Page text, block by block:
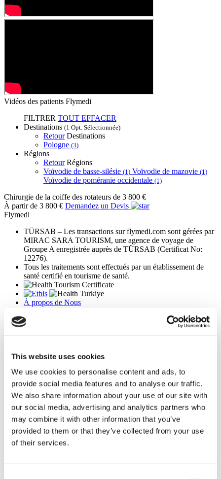
This website uses cookies
We use cookies to personalise content and ads, to
provide social media features and to analyse our traffic.
We also share information about your use of our site with
our social media, advertising and analytics partners who
may combine it with other information that you’ve
provided to them or that they’ve collected from your use
of their services.
Vidéos des patients Flymedi
FILTRER TOUT EFFACER
Destinations (1 Opt. Sélectionnée)
Retour Destinations
Pologne (3)
Régions
Retour Régions
Voïvodie de basse-silésie (1) Voïvodie de mazovie (1)
Voïvodie de poméranie occidentale (1)
Chirurgie de la coiffe des rotateurs de 3 800 €
À partir de 3 800 € Demandez un Devis
Flymedi
TÜRSAB – Les transactions sur flymedi.com sont gérées par
MIRAC SARA TOURISM, une agence de voyage de
Groupe A enregistrée auprès de TÜRSAB (Certificat No:
12276).
Tous les traitements sont effectués par un établissement de
santé certifié en tourisme de santé.
À propos de Nous
Guide Pré-Op
Auteurs & évaluateurs
Flymedi Programme de Parrainage
Carrières
Blog
Politique de confidentialité
Termes et conditions
Politique d'annulation
Contactez-nous
Ajoutez votre clinique